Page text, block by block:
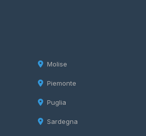
Molise
Piemonte
Puglia
Sardegna